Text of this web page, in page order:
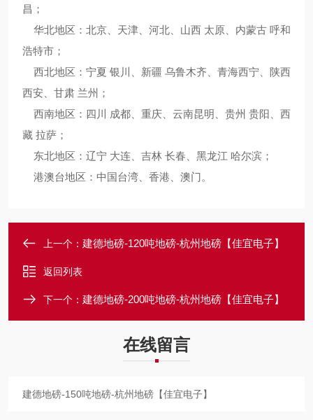
昌；
华北地区：北京、天津、河北、山西 太原、内蒙古 呼和
浩特市；
西北地区：宁夏 银川、新疆 乌鲁木齐、青海西宁、陕西
西安、甘肃 兰州；
西南地区：四川 成都、重庆、云南昆明、贵州 贵阳、西
藏 拉萨；
东北地区：辽宁 大连、吉林 长春、黑龙江 哈尔滨；
港澳台地区：中国台湾、香港、澳门。
上一个： 建德地磅-120吨地磅-杭州地磅【佳宜电子】
返回列表
下一个： 建德地磅-200吨地磅-杭州地磅【佳宜电子】
在线留言